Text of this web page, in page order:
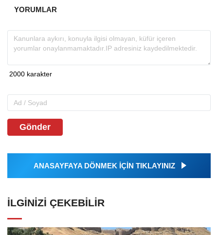
YORUMLAR
Gönder
ANASAYFAYA DÖNMEK İÇİN TIKLAYINIZ
İLGINIZI ÇEKEBILIR